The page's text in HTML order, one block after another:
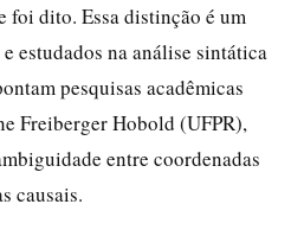
foi dito. Essa distinção é um
estudados na análise sintática
pesquisas acadêmicas
Freiberger Hobold (UFPR),
entre coordenadas
causais.